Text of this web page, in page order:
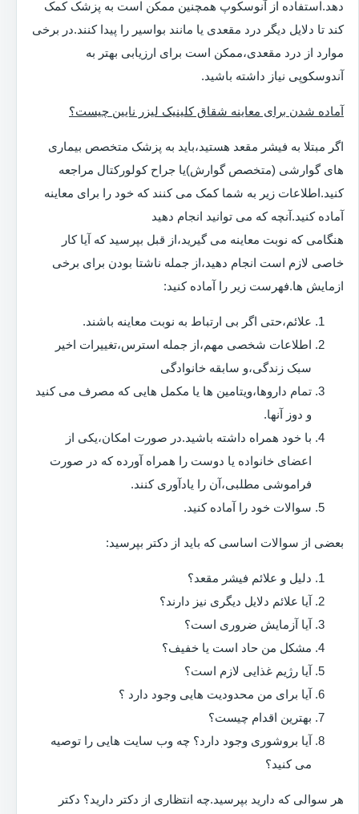
دهد.استفاده از آنوسکوپ همچنین ممکن است به پزشک کمک
کند تا دلایل دیگر درد مقعدی یا مانند بواسیر را پیدا کنند.در برخی
موارد از درد مقعدی،ممکن است برای ارزیابی بهتر به
آندوسکوپی نیاز داشته باشید.
آماده شدن برای معاینه شقاق کلینیک لیزر نایین چیست؟
اگر مبتلا به فیشر مقعد هستید،باید به پزشک متخصص بیماری
های گوارشی (متخصص گوارش)یا جراح کولورکتال مراجعه
کنید.اطلاعات زیر به شما کمک می کنند که خود را برای معاینه
آماده کنید.آنچه که می توانید انجام دهید
هنگامی که نوبت معاینه می گیرید،از قبل بپرسید که آیا کار
خاصی لازم است انجام دهید،از جمله ناشتا بودن برای برخی
ازمایش ها.فهرست زیر را آماده کنید:
علائم،حتی اگر بی ارتباط به نوبت معاینه باشند.
اطلاعات شخصی مهم،از جمله استرس،تغییرات اخیر
سبک زندگی،و سابقه خانوادگی
تمام داروها،ویتامین ها یا مکمل هایی که مصرف می کنید
و دوز آنها.
با خود همراه داشته باشید.در صورت امکان،یکی از
اعضای خانواده یا دوست را همراه آورده که در صورت
فراموشی مطلبی،آن را یادآوری کنند.
سوالات خود را آماده کنید.
بعضی از سوالات اساسی که باید از دکتر بپرسید:
دلیل و علائم فیشر مقعد؟
آیا علائم دلایل دیگری نیز دارند؟
آیا آزمایش ضروری است؟
مشکل من حاد است یا خفیف؟
آیا رژیم غذایی لازم است؟
آیا برای من محدودیت هایی وجود دارد ؟
بهترین اقدام چیست؟
آیا بروشوری وجود دارد؟ چه وب سایت هایی را توصیه
می کنید؟
هر سوالی که دارید بپرسید.چه انتظاری از دکتر دارید؟ دکتر